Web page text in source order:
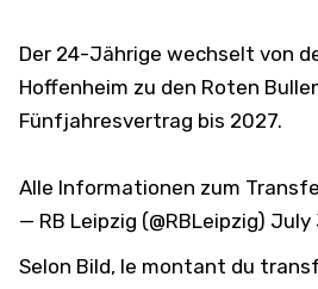
Der 24-Jährige wechselt von
Hoffenheim zu den Roten
Fünfjahresvertrag bis 2027.
Alle Informationen zum
— RB Leipzig (@RBLeipzig) July
Selon Bild, le montant du